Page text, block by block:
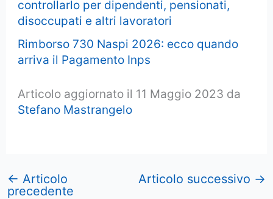
controllarlo per dipendenti, pensionati,
disoccupati e altri lavoratori
Rimborso 730 Naspi 2026: ecco quando
arriva il Pagamento Inps
Articolo aggiornato il 11 Maggio 2023 da
Stefano Mastrangelo
← Articolo
precedente
Articolo successivo →